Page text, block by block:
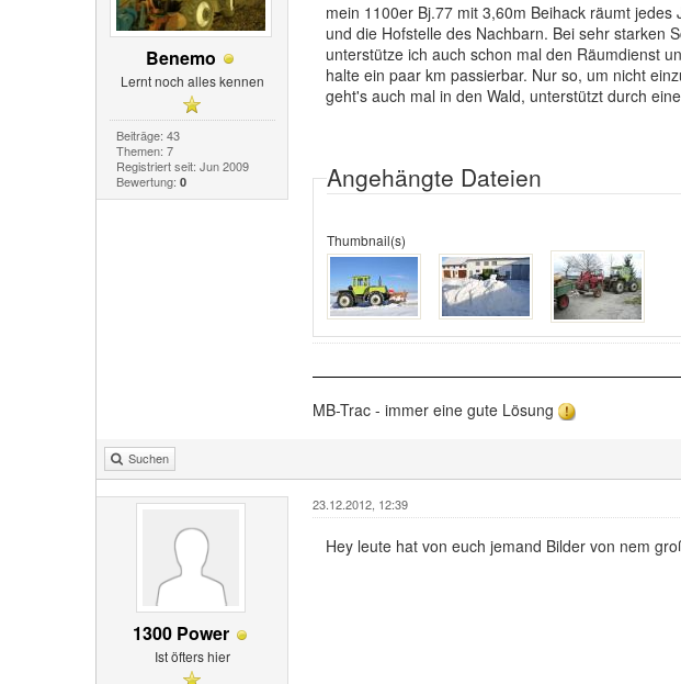
Benemo
Lernt noch alles kennen
Beiträge: 43
Themen: 7
Registriert seit: Jun 2009
Bewertung: 0
mein 1100er Bj.77 mit 3,60m Beihack räumt jedes
und die Hofstelle des Nachbarn. Bei sehr starken
unterstütze ich auch schon mal den Räumdienst
halte ein paar km passierbar. Nur so, um nicht
geht's auch mal in den Wald, unterstützt durch
Angehängte Dateien
Thumbnail(s)
MB-Trac - immer eine gute Lösung
Suchen
1300 Power
Ist öfters hier
23.12.2012, 12:39
Hey leute hat von euch jemand Bilder von nem